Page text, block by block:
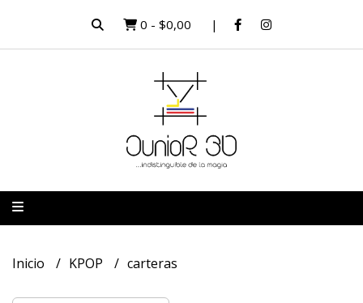
0 - $0,00
Inicio KPOP carteras